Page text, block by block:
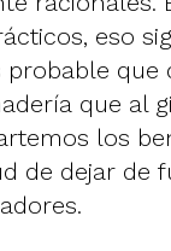
eso
probable que
que al
los
de dejar de